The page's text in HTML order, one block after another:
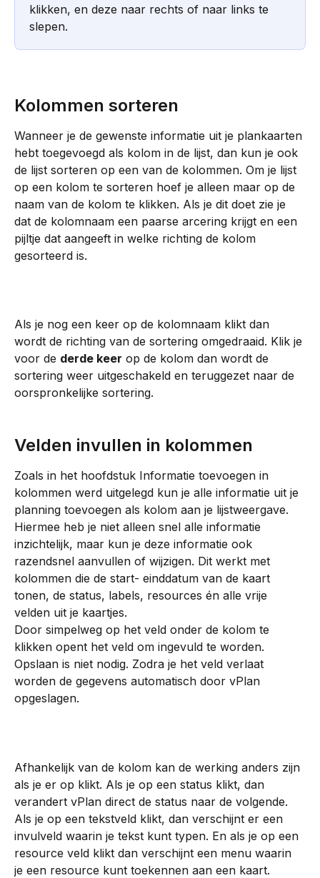
klikken, en deze naar rechts of naar links te
slepen.
Kolommen sorteren
Wanneer je de gewenste informatie uit je plankaarten
hebt toegevoegd als kolom in de lijst, dan kun je ook
de lijst sorteren op een van de kolommen. Om je lijst
op een kolom te sorteren hoef je alleen maar op de
naam van de kolom te klikken. Als je dit doet zie je
dat de kolomnaam een paarse arcering krijgt en een
pijltje dat aangeeft in welke richting de kolom
gesorteerd is.
Als je nog een keer op de kolomnaam klikt dan
wordt de richting van de sortering omgedraaid. Klik je
voor de derde keer op de kolom dan wordt de
sortering weer uitgeschakeld en teruggezet naar de
oorspronkelijke sortering.
Velden invullen in kolommen
Zoals in het hoofdstuk Informatie toevoegen in
kolommen werd uitgelegd kun je alle informatie uit je
planning toevoegen als kolom aan je lijstweergave.
Hiermee heb je niet alleen snel alle informatie
inzichtelijk, maar kun je deze informatie ook
razendsnel aanvullen of wijzigen. Dit werkt met
kolommen die de start- einddatum van de kaart
tonen, de status, labels, resources én alle vrije
velden uit je kaartjes.
Door simpelweg op het veld onder de kolom te
klikken opent het veld om ingevuld te worden.
Opslaan is niet nodig. Zodra je het veld verlaat
worden de gegevens automatisch door vPlan
opgeslagen.
Afhankelijk van de kolom kan de werking anders zijn
als je er op klikt. Als je op een status klikt, dan
verandert vPlan direct de status naar de volgende.
Als je op een tekstveld klikt, dan verschijnt er een
invulveld waarin je tekst kunt typen. En als je op een
resource veld klikt dan verschijnt een menu waarin
je een resource kunt toekennen aan een kaart.